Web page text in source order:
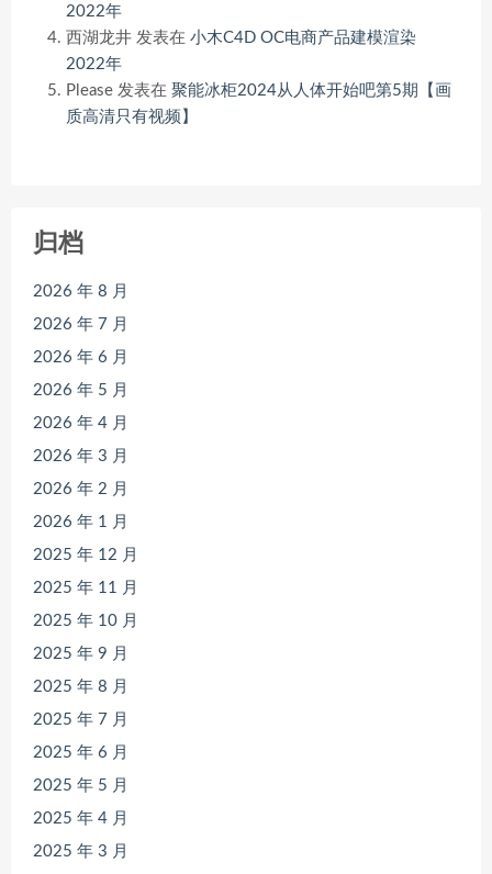
2022年
西湖龙井 发表在 小木C4D OC电商产品建模渲染
2022年
Please 发表在 聚能冰柜2024从人体开始吧第5期【画
质高清只有视频】
归档
2026 年 8 月
2026 年 7 月
2026 年 6 月
2026 年 5 月
2026 年 4 月
2026 年 3 月
2026 年 2 月
2026 年 1 月
2025 年 12 月
2025 年 11 月
2025 年 10 月
2025 年 9 月
2025 年 8 月
2025 年 7 月
2025 年 6 月
2025 年 5 月
2025 年 4 月
2025 年 3 月